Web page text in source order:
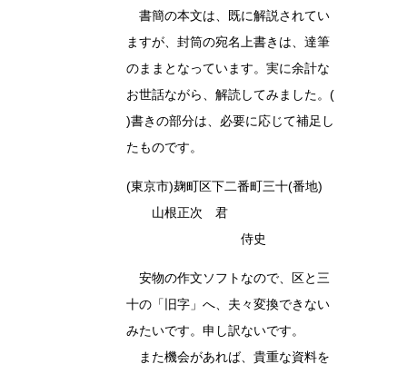
書簡の本文は、既に解説されてい
ますが、封筒の宛名上書きは、達筆
のままとなっています。実に余計な
お世話ながら、解読してみました。(
)書きの部分は、必要に応じて補足し
たものです。
(東京市)麹町区下二番町三十(番地)
山根正次 君
侍史
安物の作文ソフトなので、区と三
十の「旧字」へ、夫々変換できない
みたいです。申し訳ないです。
また機会があれば、貴重な資料を